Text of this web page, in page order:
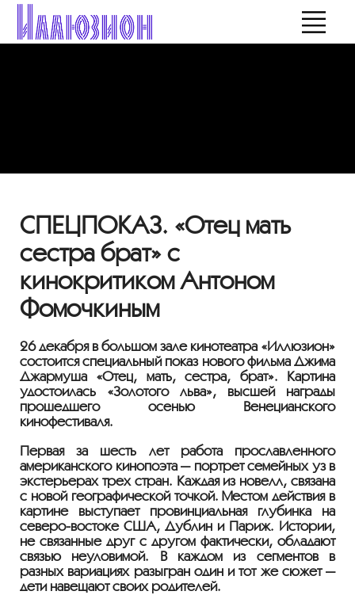
СПЕЦПОКАЗ. «Отец мать
сестра брат» с
кинокритиком Антоном
Фомочкиным
26 декабря в большом зале кинотеатра «Иллюзион»
состоится специальный показ нового фильма Джима
Джармуша «Отец, мать, сестра, брат». Картина
удостоилась «Золотого льва», высшей награды
прошедшего осенью Венецианского
кинофестиваля.
Первая за шесть лет работа прославленного
американского кинопоэта — портрет семейных уз в
экстерьерах трех стран. Каждая из новелл, связана
с новой географической точкой. Местом действия в
картине выступает провинциальная глубинка на
северо-востоке США, Дублин и Париж. Истории,
не связанные друг с другом фактически, обладают
связью неуловимой. В каждом из сегментов в
разных вариациях разыгран один и тот же сюжет —
дети навещают своих родителей.